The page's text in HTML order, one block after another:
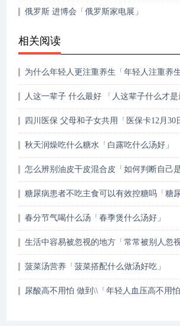
俄罗斯 进博会「俄罗斯家电展」
相关阅读
为什么年轻人更注重养生「年轻人注重养生
人这一辈子 什么最好 「人这辈子什么才是
四川医保 父母和子女共用「医保卡12月30
秋天润燥吃什么糖水「白露吃什么汤好」
怎么辨别油皮干皮混合皮「如何判断自己
糖尿病患者不吃主食可以有效控糖吗「糖
春分节气喝什么汤「春季煲什么汤好」
生活中容易被忽视的地方「常常被别人忽视
菠菜汤营养「菠菜搭配什么做汤好吃」
尿酸高不用怕 做到\\「年轻人血压高不用怕